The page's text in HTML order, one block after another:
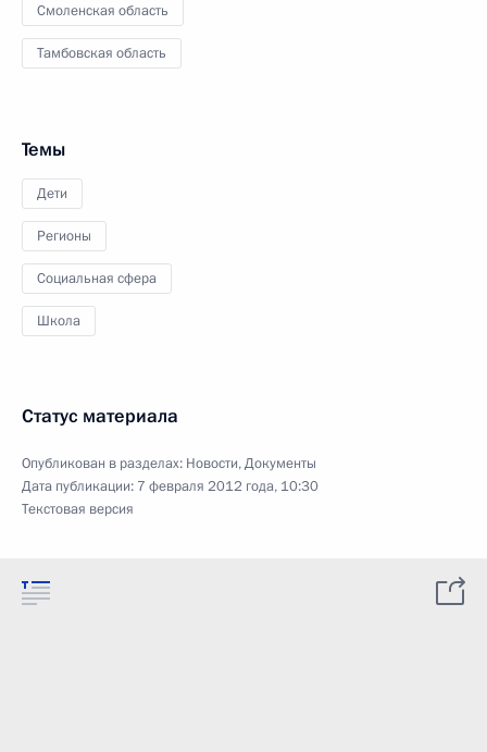
Смоленская область
Тамбовская область
Темы
Дети
Регионы
Социальная сфера
Школа
Статус материала
Опубликован в разделах: Новости,Документы
Дата публикации: 7 февраля 2012 года, 10:30
Текстовая версия